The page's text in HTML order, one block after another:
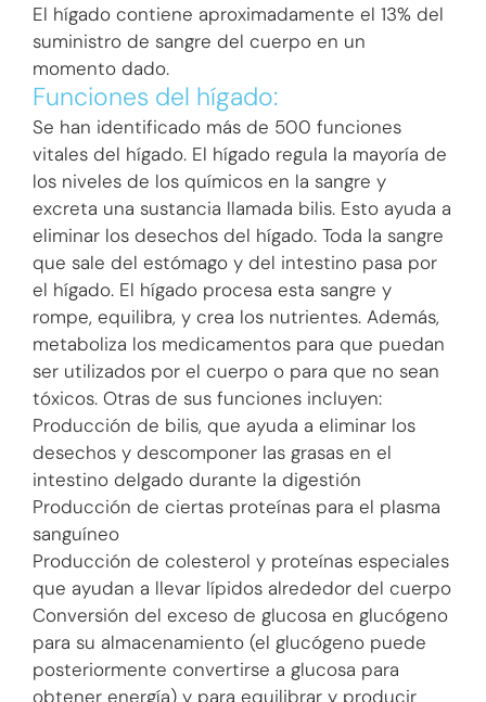
El hígado contiene aproximadamente el 13% del
suministro de sangre del cuerpo en un
momento dado.
Funciones del hígado:
Se han identificado más de 500 funciones
vitales del hígado. El hígado regula la mayoría de
los niveles de los químicos en la sangre y
excreta una sustancia llamada bilis. Esto ayuda a
eliminar los desechos del hígado. Toda la sangre
que sale del estómago y del intestino pasa por
el hígado. El hígado procesa esta sangre y
rompe, equilibra, y crea los nutrientes. Además,
metaboliza los medicamentos para que puedan
ser utilizados por el cuerpo o para que no sean
tóxicos. Otras de sus funciones incluyen:
Producción de bilis, que ayuda a eliminar los
desechos y descomponer las grasas en el
intestino delgado durante la digestión
Producción de ciertas proteínas para el plasma
sanguíneo
Producción de colesterol y proteínas especiales
que ayudan a llevar lípidos alrededor del cuerpo
Conversión del exceso de glucosa en glucógeno
para su almacenamiento (el glucógeno puede
posteriormente convertirse a glucosa para
obtener energía) y para equilibrar y producir